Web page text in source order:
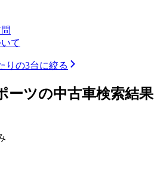
て
りの3台に絞る
ーツの中古車検索結果